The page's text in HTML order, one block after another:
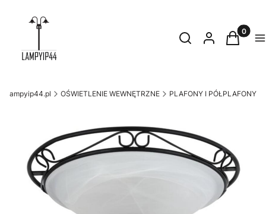
Otwórz
SzukajZaloguj sięKoszyk
lampyip44.pl OŚWIETLENIE WEWNĘTRZNE PLAFONY I PÓŁPLAFONY